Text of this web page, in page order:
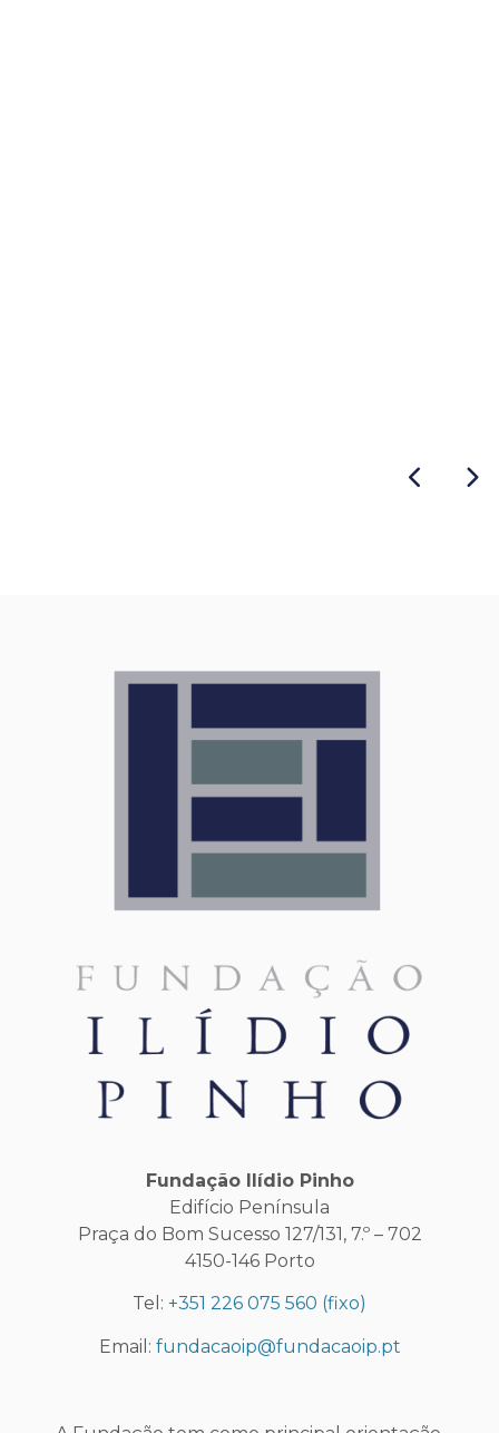
Fundação Ilídio Pinho
Edifício Península
Praça do Bom Sucesso 127/131, 7.º – 702
4150-146 Porto
Tel: +351 226 075 560 (fixo)
Email: fundacaoip@fundacaoip.pt